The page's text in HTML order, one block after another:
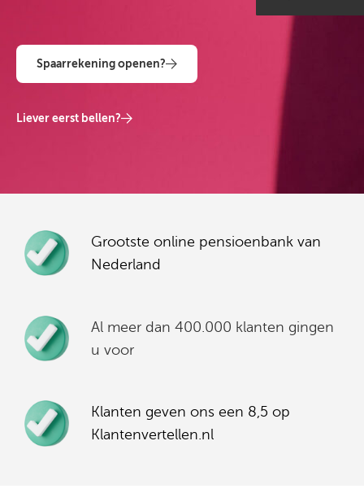
Spaarrekening openen?
Liever eerst bellen?
Grootste online pensioenbank van
Nederland
Al meer dan 400.000 klanten gingen
u voor
Klanten geven ons een 8,5 op
Klantenvertellen.nl